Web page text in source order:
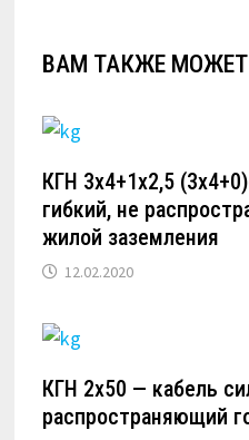
ВАМ ТАКЖЕ МОЖЕТ
КГН 3х4+1х2,5
гибкий, не
жилой заземления
12.02.2020
КГН 2х50 — кабель
распространяющий